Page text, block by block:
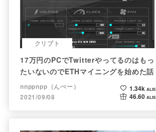
クリプト
17万円のPCでTwitterやってるのはもっ
たいないのでETHマイニングを始めた話
nnppnpp（んぺー）
2021/09/08
1.34k ALIS
46.60 ALIS